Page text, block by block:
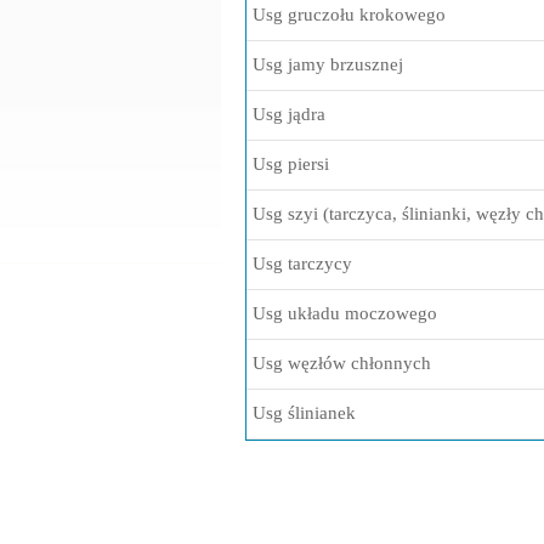
Usg gruczołu krokowego
Usg jamy brzusznej
Usg jądra
Usg piersi
Usg szyi (tarczyca, ślinianki, węzły
Usg tarczycy
Usg układu moczowego
Usg węzłów chłonnych
Usg ślinianek